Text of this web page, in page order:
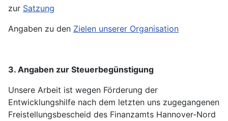
zur Satzung
Angaben zu den Zielen unserer Organisation
3. Angaben zur Steuerbegünstigung
Unsere Arbeit ist wegen Förderung der
Entwicklungshilfe nach dem letzten uns zugegangenen
Freistellungsbescheid des Finanzamts Hannover-Nord